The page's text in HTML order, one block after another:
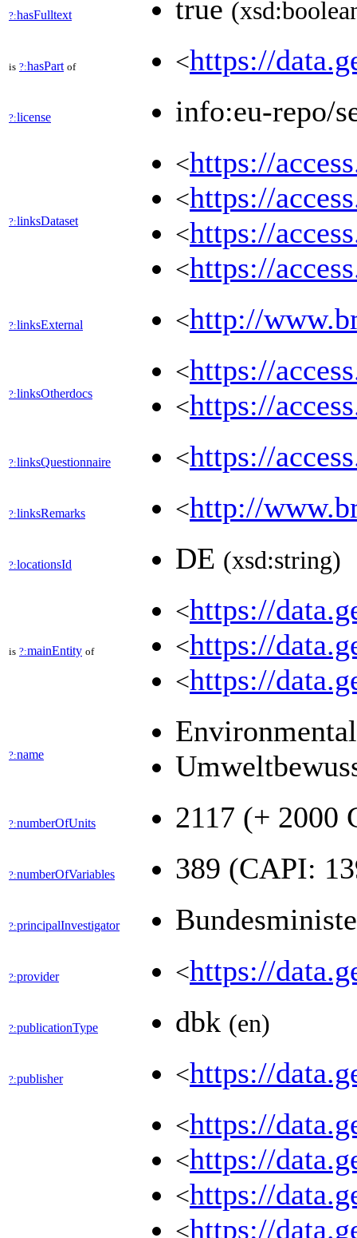
?:hasFulltext true
is ?:hasPart of <https://
?:license info:eu-repo/
?:linksDataset
<https://
<https://
<https://
<https://
?:linksExternal <http://
?:linksOtherdocs
<https://
<https://
?:linksQuestionnaire <https://
?:linksRemarks <http://
?:locationsId DE (xsd:string)
is ?:mainEntity of
<https://
<https://
<https://
?:name
?:numberOfUnits 2117 (+ 2000
?:numberOfVariables 389 (CAPI:
?:principalInvestigator
?:provider <https://
?:publicationType dbk (en)
?:publisher <https://
<https://
<https://
<https://
<https://